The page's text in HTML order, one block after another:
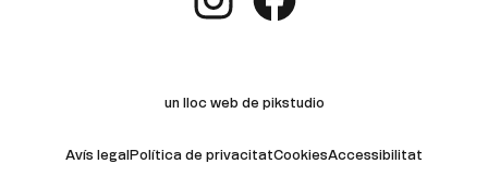
un lloc web de pikstudio
Avís legalPolítica de privacitatCookiesAccessibilitat